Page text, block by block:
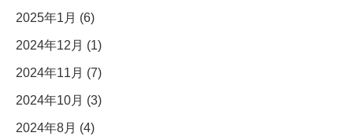
2025年1月 (6)
2024年12月 (1)
2024年11月 (7)
2024年10月 (3)
2024年8月 (4)